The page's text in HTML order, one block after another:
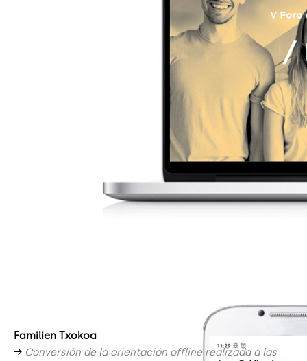
Familien Txokoa
→ Conversión de la orientación offline realizada a las